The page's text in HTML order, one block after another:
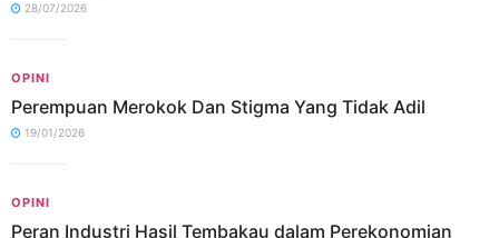
28/07/2026
OPINI
Perempuan Merokok Dan Stigma Yang Tidak Adil
19/01/2026
OPINI
Peran Industri Hasil Tembakau dalam Perekonomian